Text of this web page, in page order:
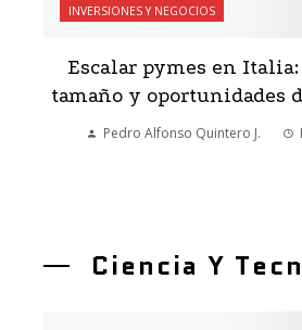
INVERSIONES Y NEGOCIOS
Escalar pymes en
tamaño y oportunidades
Pedro Alfonso Quintero J.
Ciencia Y